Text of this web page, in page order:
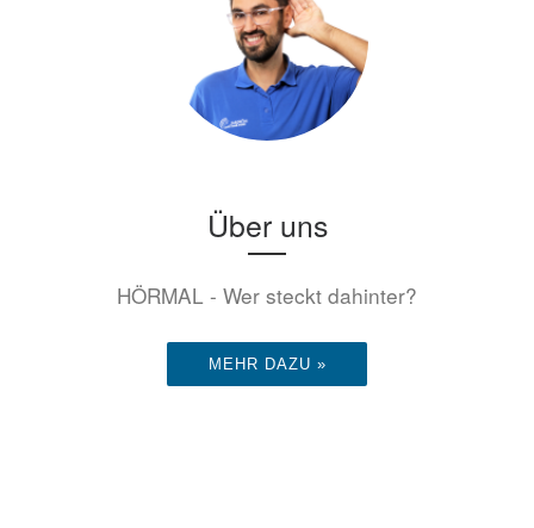
Über uns
HÖRMAL - Wer steckt dahinter?
MEHR DAZU »